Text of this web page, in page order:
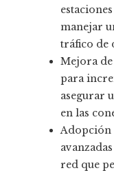
manejar
tráfico de
Mejora
para
asegurar
en las
Adopción
red que